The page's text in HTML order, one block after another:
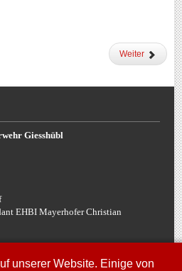
Weiter
Giesshübl
EHBI Mayerhofer Christian
unserer Website. Einige von